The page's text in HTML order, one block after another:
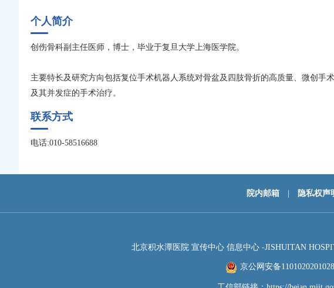
个人简介
创伤骨科副主任医师，博士，毕业于复旦大学上海医学院。
主要特长及研究方向包括复位手术机器人系统对骨盆及四肢骨折的高质量、微创
及其并发症的手术治疗。
联系方式
电话:010-58516688
院内邮箱 隐私权声
北京积水潭医院 宣传中心 信息中心 -JISHUITAN
京公网安备